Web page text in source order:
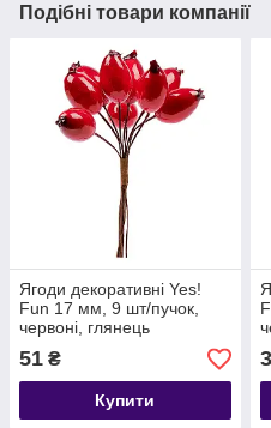
Подібні товари компанії
Ягоди декоративні Yes!
Fun 17 мм, 9 шт/пучок,
червоні, глянець
51 ₴
Купити